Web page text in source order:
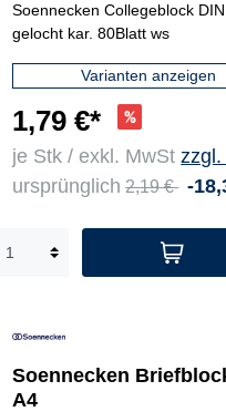
Soennecken Collegeblock
gelocht kar. 80Blatt ws
Varianten anzeigen
1,79 €*
je Stk / exkl. MwStzzgl.
ursprünglich 2,19 € -
Soennecken
A4